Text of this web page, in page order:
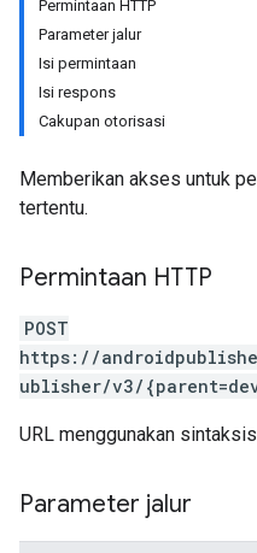
Permintaan HTTP
Parameter jalur
Isi permintaan
Isi respons
Cakupan otorisasi
Memberikan akses untuk
tertentu.
Permintaan HTTP
POST
https://
ublisher/v3/
URL menggunakan sintaksis
Parameter jalur